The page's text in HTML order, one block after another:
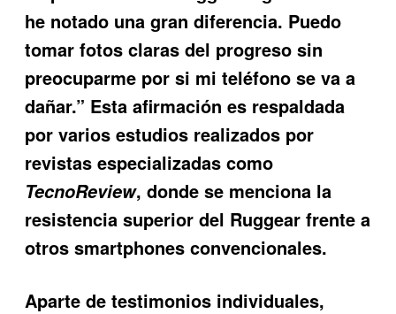
he notado una gran diferencia. Puedo
tomar fotos claras del progreso sin
preocuparme por si mi teléfono se va a
dañar.” Esta afirmación es respaldada
por varios estudios realizados por
revistas especializadas como
TecnoReview, donde se menciona la
resistencia superior del Ruggear frente a
otros smartphones convencionales.
Aparte de testimonios individuales,